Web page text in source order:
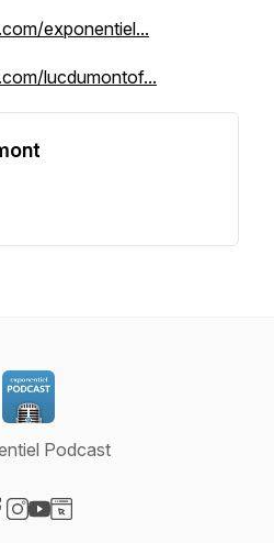
exponentiel...
lucdumontof...
Podcast